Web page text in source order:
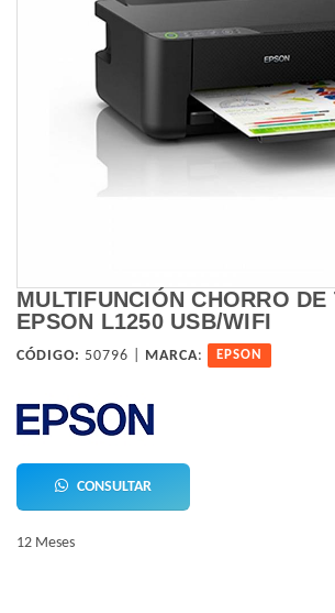
MULTIFUNCIÓN CHORRO DE
EPSON L1250 USB/WIFI
CÓDIGO: 50796 | MARCA: EPSON
CONSULTAR
12 Meses